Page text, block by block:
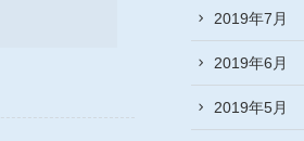
2019年7月
2019年6月
2019年5月